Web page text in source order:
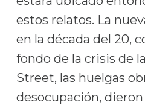
estos relatos. La
en la década del 20,
fondo de la crisis de
Street, las huelgas
desocupación,